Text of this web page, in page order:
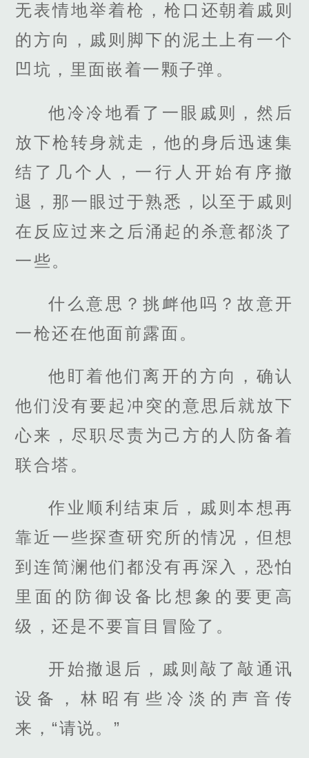
无表情地举着枪，枪口还朝着戚则
的方向，戚则脚下的泥土上有一个
凹坑，里面嵌着一颗子弹。
他冷冷地看了一眼戚则，然后
放下枪转身就走，他的身后迅速集
结了几个人，一行人开始有序撤
退，那一眼过于熟悉，以至于戚则
在反应过来之后涌起的杀意都淡了
一些。
什么意思？挑衅他吗？故意开
一枪还在他面前露面。
他盯着他们离开的方向，确认
他们没有要起冲突的意思后就放下
心来，尽职尽责为己方的人防备着
联合塔。
作业顺利结束后，戚则本想再
靠近一些探查研究所的情况，但想
到连简澜他们都没有再深入，恐怕
里面的防御设备比想象的要更高
级，还是不要盲目冒险了。
开始撤退后，戚则敲了敲通讯
设备，林昭有些冷淡的声音传
来，“请说。”